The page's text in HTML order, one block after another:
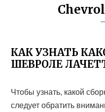
КАК УЗНАТЬ
ШЕВРОЛЕ
Чтобы узнать, какой
следует обратить